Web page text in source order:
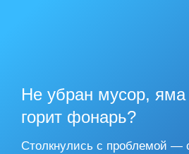
Не убран мусор, яма
горит фонарь?
Столкнулись с проблемой —